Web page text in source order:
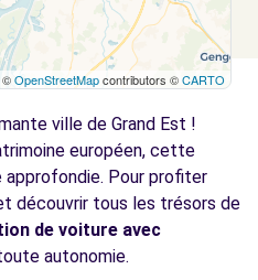
LEBLOIS -
3.9
km
©OpenStreetMapcontributors ©CARTO
ville de Grand Est !
européen, cette
Pour profiter
découvrir tous les trésors de
de voiture avec
autonomie.